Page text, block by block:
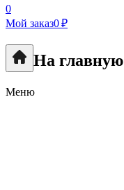
0
Мой заказ0 ₽
На главную
Меню